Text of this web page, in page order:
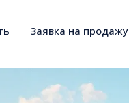
Заявка на продажу